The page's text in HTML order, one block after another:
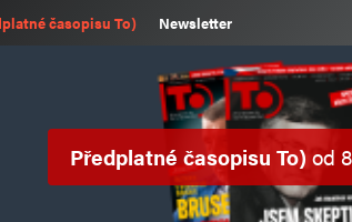
časopisu To) Newsletter
Předplatné časopisu To)od